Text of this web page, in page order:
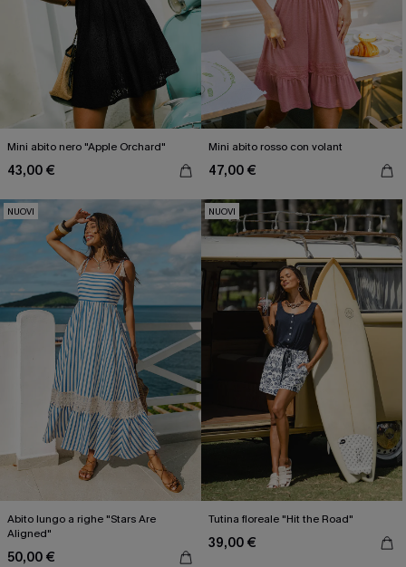
Mini abito nero "Apple Orchard"
43,00 €
Mini abito rosso con volant
47,00 €
NUOVI
Abito lungo a righe "Stars Are
Aligned"
50,00 €
NUOVI
Tutina floreale "Hit the Road"
39,00 €